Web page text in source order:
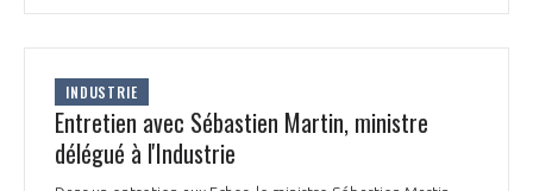
INDUSTRIE
Entretien avec Sébastien Martin, ministre
délégué à l'Industrie